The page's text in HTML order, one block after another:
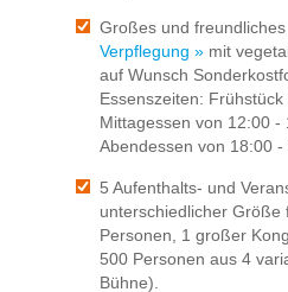
Großes und
Verpflegung » mit
auf Wunsch
Essenszeiten:
Mittagessen von 12:00 -
Abendessen von 18:00 -
5 Aufenthalts- und
unterschiedlicher Größe
Personen, 1 großer
500 Personen aus 4
Bühne).